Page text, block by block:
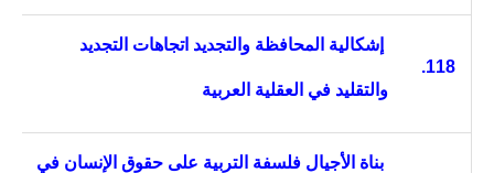
118.
إشكالية المحافظة والتجديد اتجاهات التجديد
والتقليد في العقلية العربية
بناة الأجيال فلسفة التربية على حقوق الإنسان في